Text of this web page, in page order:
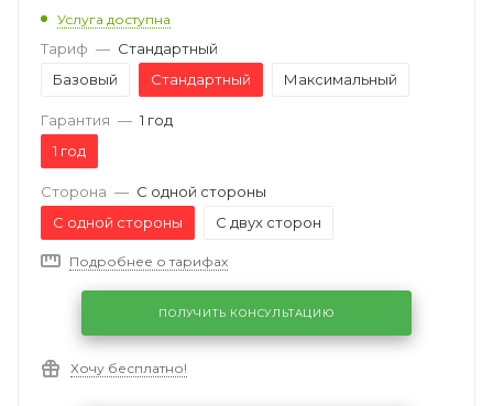
Услуга доступна
Тариф — Стандартный
Базовый
Стандартный Максимальный
Гарантия — 1 год
1 год
Сторона — С одной стороны
С одной стороны
С двух сторон
Подробнее о тарифах
ПОЛУЧИТЬ КОНСУЛЬТАЦИЮ
Хочу бесплатно!